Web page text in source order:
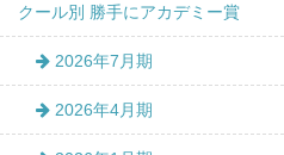
クール別 勝手にアカデミー賞
2026年7月期
2026年4月期